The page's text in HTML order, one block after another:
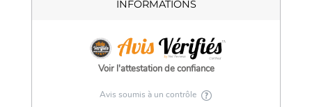
INFORMATIONS
Voir l'attestation de confiance
Avis soumis à un contrôle